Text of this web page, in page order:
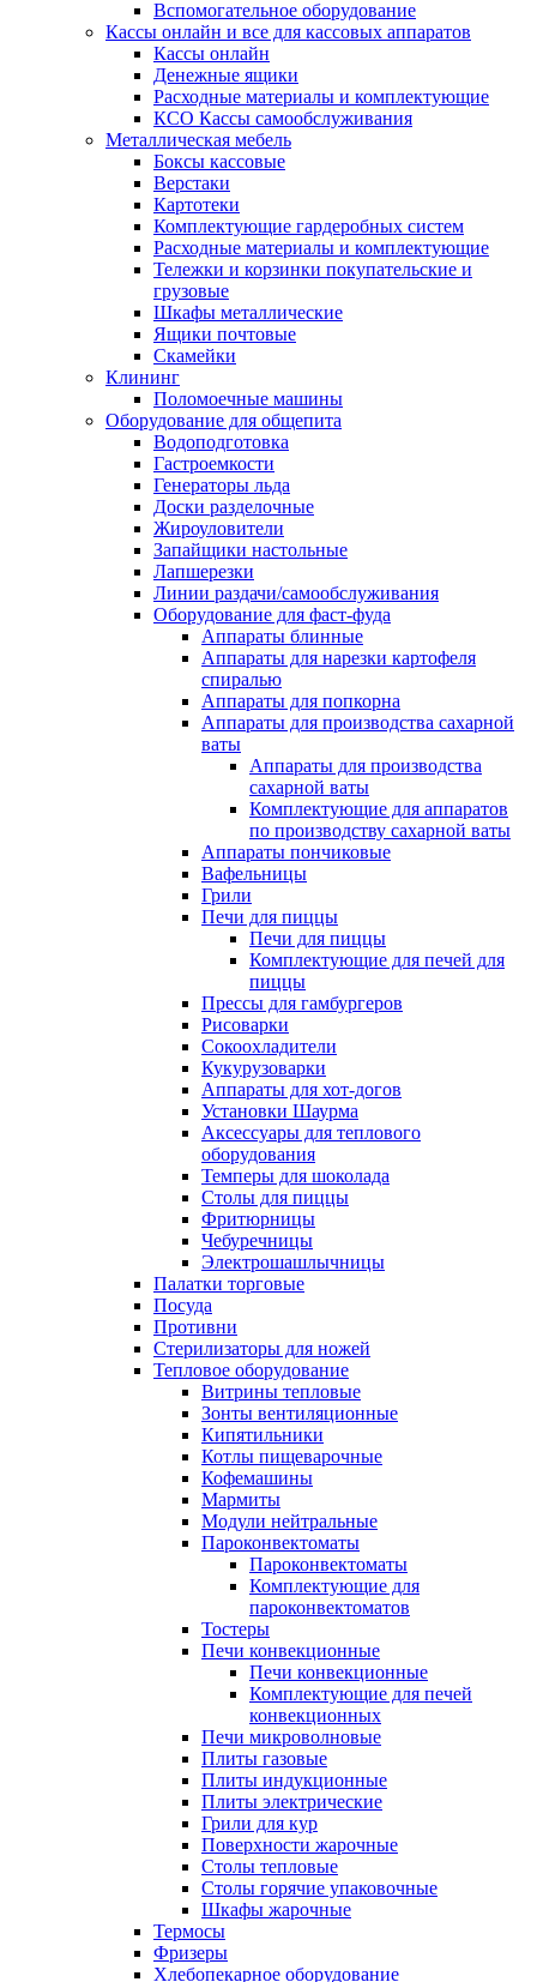
Вспомогательное оборудование
Кассы онлайн и все для кассовых аппаратов
Кассы онлайн
Денежные ящики
Расходные материалы и комплектующие
КСО Кассы самообслуживания
Металлическая мебель
Боксы кассовые
Верстаки
Картотеки
Комплектующие гардеробных систем
Расходные материалы и комплектующие
Тележки и корзинки покупательские и
грузовые
Шкафы металлические
Ящики почтовые
Скамейки
Клининг
Поломоечные машины
Оборудование для общепита
Водоподготовка
Гастроемкости
Генераторы льда
Доски разделочные
Жироуловители
Запайщики настольные
Лапшерезки
Линии раздачи/самообслуживания
Оборудование для фаст-фуда
Аппараты блинные
Аппараты для нарезки картофеля
спиралью
Аппараты для попкорна
Аппараты для производства сахарной
ваты
Аппараты для производства
сахарной ваты
Комплектующие для аппаратов
по производству сахарной ваты
Аппараты пончиковые
Вафельницы
Грили
Печи для пиццы
Печи для пиццы
Комплектующие для печей для
пиццы
Прессы для гамбургеров
Рисоварки
Сокоохладители
Кукурузоварки
Аппараты для хот-догов
Установки Шаурма
Аксессуары для теплового
оборудования
Темперы для шоколада
Столы для пиццы
Фритюрницы
Чебуречницы
Электрошашлычницы
Палатки торговые
Посуда
Противни
Стерилизаторы для ножей
Тепловое оборудование
Витрины тепловые
Зонты вентиляционные
Кипятильники
Котлы пищеварочные
Кофемашины
Мармиты
Модули нейтральные
Пароконвектоматы
Пароконвектоматы
Комплектующие для
пароконвектоматов
Тостеры
Печи конвекционные
Печи конвекционные
Комплектующие для печей
конвекционных
Печи микроволновые
Плиты газовые
Плиты индукционные
Плиты электрические
Грили для кур
Поверхности жарочные
Столы тепловые
Столы горячие упаковочные
Шкафы жарочные
Термосы
Фризеры
Хлебопекарное оборудование